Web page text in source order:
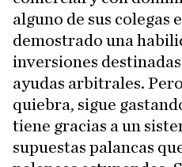
alguno de sus colegas
demostrado una
inversiones
ayudas arbitrales.
quiebra, sigue
tiene gracias a un
supuestas palancas